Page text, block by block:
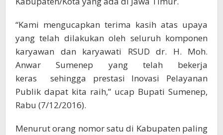
“Kami mengucapkan terima kasih atas upaya
yang telah dilakukan oleh seluruh komponen
karyawan dan karyawati RSUD dr. H. Moh.
Anwar Sumenep yang telah bekerja
keras sehingga prestasi Inovasi Pelayanan
Publik dapat kita raih,” ucap Bupati Sumenep,
Rabu (7/12/2016).
Menurut orang nomor satu di Kabupaten paling